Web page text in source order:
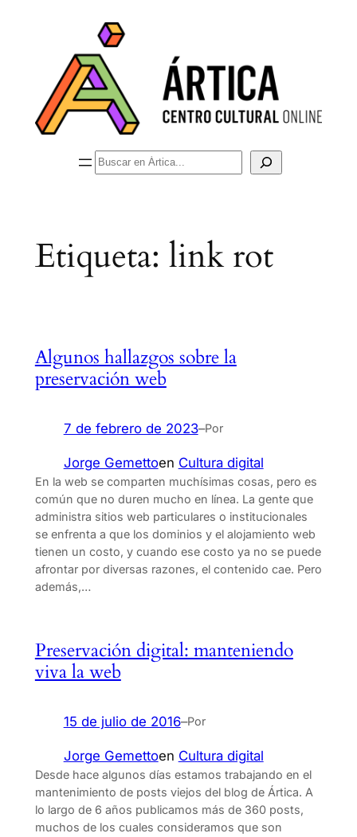
Buscar
Etiqueta: link rot
Algunos hallazgos sobre la
preservación web
7 de febrero de 2023–Por
Jorge Gemettoen Cultura digital
En la web se comparten muchísimas cosas, pero es
común que no duren mucho en línea. La gente que
administra sitios web particulares o institucionales
se enfrenta a que los dominios y el alojamiento web
tienen un costo, y cuando ese costo ya no se puede
afrontar por diversas razones, el contenido cae. Pero
además,…
Preservación digital: manteniendo
viva la web
15 de julio de 2016–Por
Jorge Gemettoen Cultura digital
Desde hace algunos días estamos trabajando en el
mantenimiento de posts viejos del blog de Ártica. A
lo largo de 6 años publicamos más de 360 posts,
muchos de los cuales consideramos que son